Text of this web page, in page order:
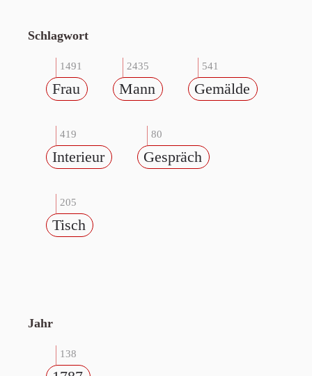
Schlagwort
1491
Frau
2435
Mann
541
Gemälde
419
Interieur
80
Gespräch
205
Tisch
Jahr
138